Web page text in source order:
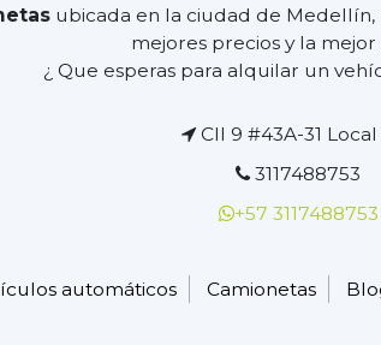
ubicada en la ciudad de Medellín,
mejores precios y la mejor
¿ Que esperas para alquilar un
Cll 9 #43A-31 Local
3117488753
+57 3117488753
automáticos Camionetas